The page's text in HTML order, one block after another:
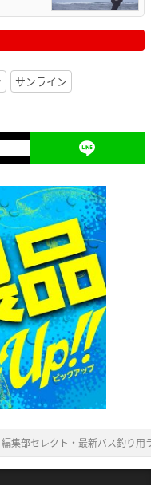
サンライン
集部セレクト・最新バス釣り